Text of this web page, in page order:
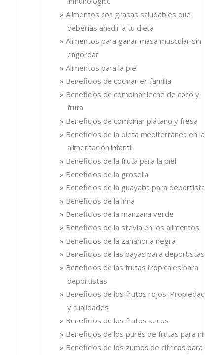
Alimentos con grasas saludables que
deberías añadir a tu dieta
Alimentos para ganar masa muscular sin
engordar
Alimentos para la piel
Beneficios de cocinar en familia
Beneficios de combinar leche de coco y
fruta
Beneficios de combinar plátano y fresa
Beneficios de la dieta mediterránea en la
alimentación infantil
Beneficios de la fruta para la piel
Beneficios de la grosella
Beneficios de la guayaba para deportistas
Beneficios de la lima
Beneficios de la manzana verde
Beneficios de la stevia en los alimentos
Beneficios de la zanahoria negra
Beneficios de las bayas para deportistas
Beneficios de las frutas tropicales para
deportistas
Beneficios de los frutos rojos: Propiedades
y cualidades
Beneficios de los frutos secos
Beneficios de los purés de frutas para niños
Beneficios de los zumos de cítricos para la